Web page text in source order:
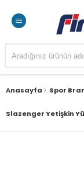
Anasayfa Spor
Slazenger Yetişkin